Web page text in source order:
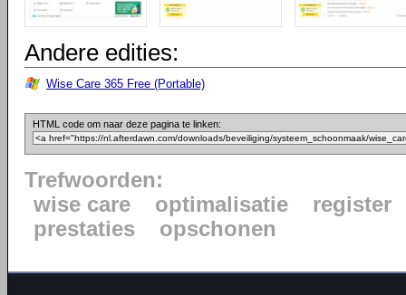
Andere edities:
Wise Care 365 Free (Portable)
HTML code om naar deze pagina te linken:
Trefwoorden:
wise care
optimalisatie
register
prestaties
opschonen